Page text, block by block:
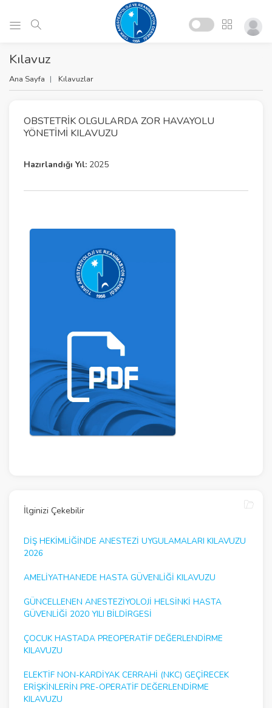
Kılavuz
Ana Sayfa Kılavuzlar
OBSTETRIK OLGULARDA ZOR HAVAYOLU
YÖNETIMI KILAVUZU
Hazırlandığı Yıl: 2025
İlginizi Çekebilir
DIŞ HEKIMLIĞINDE ANESTEZI UYGULAMALARI KILAVUZU
2026
AMELIYATHANEDE HASTA GÜVENLIĞI KILAVUZU
GÜNCELLENEN ANESTEZIYOLOJI HELSINKI HASTA
GÜVENLIĞI 2020 YILI BILDIRGESI
ÇOCUK HASTADA PREOPERATIF DEĞERLENDIRME
KILAVUZU
ELEKTIF NON-KARDIYAK CERRAHI (NKC) GEÇIRECEK
ERIŞKINLERIN PRE-OPERATIF DEĞERLENDIRME
KILAVUZU